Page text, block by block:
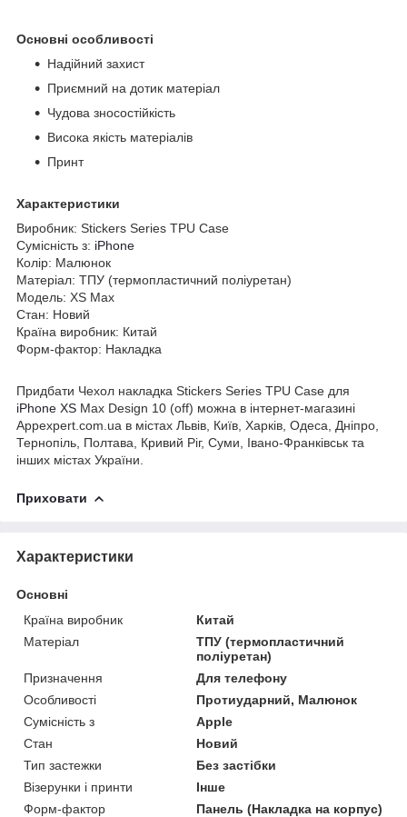
Основні особливості
Надійний захист
Приємний на дотик матеріал
Чудова зносостійкість
Висока якість матеріалів
Принт
Характеристики
Виробник: Stickers Series TPU Case
Сумісність з: iPhone
Колір: Малюнок
Матеріал: ТПУ (термопластичний поліуретан)
Модель: XS Max
Стан: Новий
Країна виробник: Китай
Форм-фактор: Накладка
Придбати Чехол накладка Stickers Series TPU Case для
iPhone XS Max Design 10 (off) можна в інтернет-магазині
Appexpert.com.ua в містах Львів, Київ, Харків, Одеса, Дніпро,
Тернопіль, Полтава, Кривий Ріг, Суми, Івано-Франківськ та
інших містах України.
Приховати
Характеристики
Основні
Країна виробник
Китай
Матеріал
ТПУ (термопластичний
поліуретан)
Призначення
Для телефону
Особливості
Протиударний, Малюнок
Сумісність з
Apple
Стан
Новий
Тип застежки
Без застібки
Візерунки і принти
Інше
Форм-фактор
Панель (Накладка на корпус)